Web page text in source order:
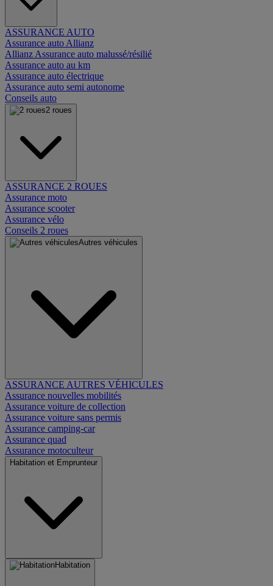
ASSURANCE AUTO
Assurance auto Allianz
Allianz Assurance auto malussé/résilié
Assurance auto au km
Assurance auto électrique
Assurance auto semi autonome
Conseils auto
2 roues
ASSURANCE 2 ROUES
Assurance moto
Assurance scooter
Assurance vélo
Conseils 2 roues
Autres véhicules
ASSURANCE AUTRES VÉHICULES
Assurance nouvelles mobilités
Assurance voiture de collection
Assurance voiture sans permis
Assurance camping-car
Assurance quad
Assurance motoculteur
Habitation et Emprunteur
Habitation